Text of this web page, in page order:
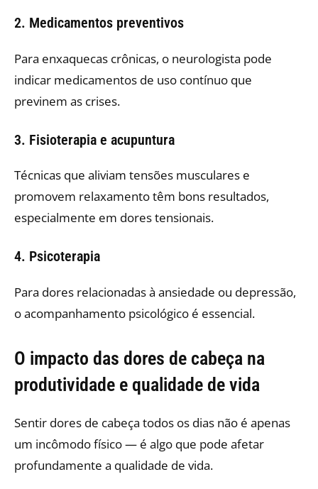
2. Medicamentos preventivos
Para enxaquecas crônicas, o neurologista pode
indicar medicamentos de uso contínuo que
previnem as crises.
3. Fisioterapia e acupuntura
Técnicas que aliviam tensões musculares e
promovem relaxamento têm bons resultados,
especialmente em dores tensionais.
4. Psicoterapia
Para dores relacionadas à ansiedade ou depressão,
o acompanhamento psicológico é essencial.
O impacto das dores de cabeça na
produtividade e qualidade de vida
Sentir dores de cabeça todos os dias não é apenas
um incômodo físico — é algo que pode afetar
profundamente a qualidade de vida.